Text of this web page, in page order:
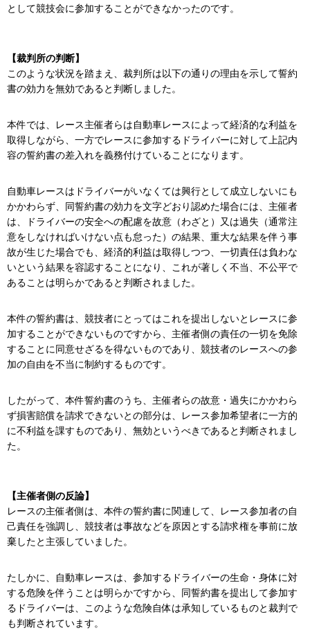
として競技会に参加することができなかったのです。
【裁判所の判断】
このような状況を踏まえ、裁判所は以下の通りの理由を示して誓約
書の効力を無効であると判断しました。
本件では、レース主催者らは自動車レースによって経済的な利益を
取得しながら、一方でレースに参加するドライバーに対して上記内
容の誓約書の差入れを義務付けていることになります。
自動車レースはドライバーがいなくては興行として成立しないにも
かかわらず、同誓約書の効力を文字どおり認めた場合には、主催者
は、ドライバーの安全への配慮を故意（わざと）又は過失（通常注
意をしなければいけない点も怠った）の結果、重大な結果を伴う事
故が生じた場合でも、経済的利益は取得しつつ、一切責任は負わな
いという結果を容認することになり、これが著しく不当、不公平で
あることは明らかであると判断されました。
本件の誓約書は、競技者にとってはこれを提出しないとレースに参
加することができないものですから、主催者側の責任の一切を免除
することに同意せざるを得ないものであり、競技者のレースへの参
加の自由を不当に制約するものです。
したがって、本件誓約書のうち、主催者らの故意・過失にかかわら
ず損害賠償を請求できないとの部分は、レース参加希望者に一方的
に不利益を課すものであり、無効というべきであると判断されまし
た。
【主催者側の反論】
レースの主催者側は、本件の誓約書に関連して、レース参加者の自
己責任を強調し、競技者は事故などを原因とする請求権を事前に放
棄したと主張していました。
たしかに、自動車レースは、参加するドライバーの生命・身体に対
する危険を伴うことは明らかですから、同誓約書を提出して参加す
るドライバーは、このような危険自体は承知しているものと裁判で
も判断されています。